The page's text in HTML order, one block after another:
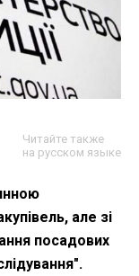
Читайте также
на русском языке
але зі
посадових